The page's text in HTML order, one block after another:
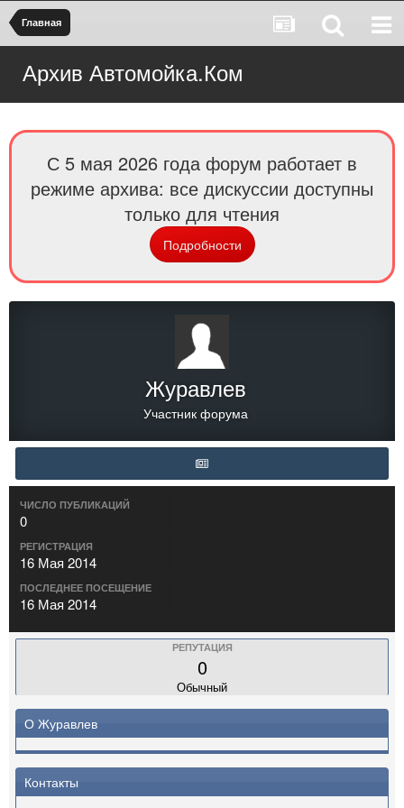
Главная
Архив Автомойка.Ком
С 5 мая 2026 года форум работает в
режиме архива: все дискуссии доступны
только для чтения
Подробности
Журавлев
Участник форума
ЧИСЛО ПУБЛИКАЦИЙ
0
РЕГИСТРАЦИЯ
16 Мая 2014
ПОСЛЕДНЕЕ ПОСЕЩЕНИЕ
16 Мая 2014
РЕПУТАЦИЯ
0
Обычный
О Журавлев
Контакты